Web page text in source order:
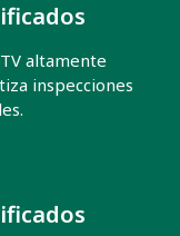
altamente
inspecciones